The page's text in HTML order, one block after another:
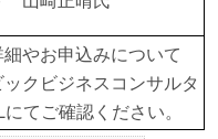
やお申込みについて
クビジネスコンサルタ
てご確認ください。